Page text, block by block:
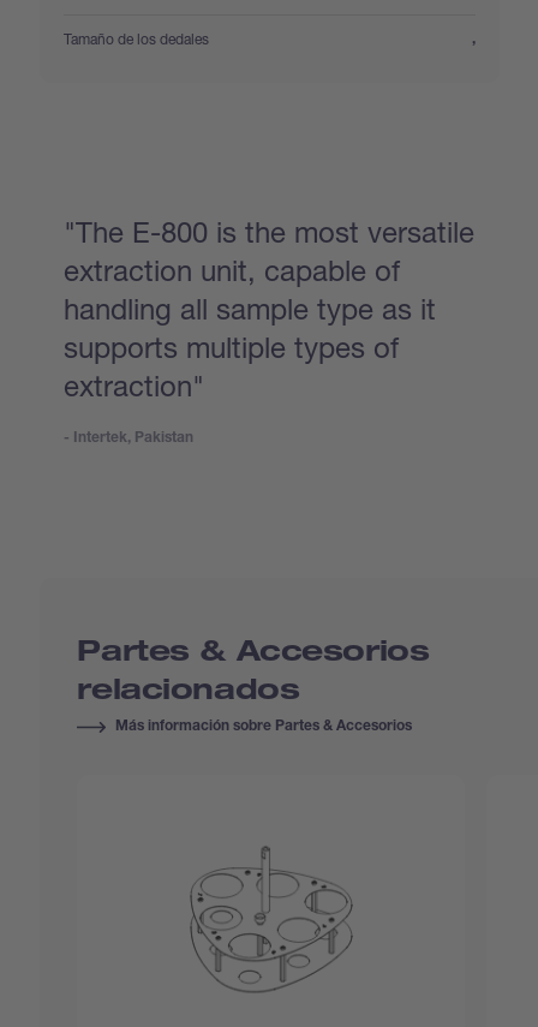
Tamaño de los dedales
: ,
"The E-800 is the most versatile
extraction unit, capable of
handling all sample type as it
supports multiple types of
extraction"
- Intertek, Pakistan
Partes & Accesorios
relacionados
Más información sobre Partes & Accesorios